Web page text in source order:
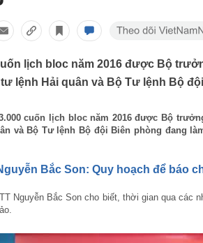
lịch bloc năm 2016 được Bộ
lệnh Hải quân và Bộ Tư lệnh Bộ
cuốn lịch bloc năm 2016 được Bộ
và Bộ Tư lệnh Bộ đội Biên phòng đang
Bắc Son: Quy hoạch để báo
Nguyễn Bắc Son cho biết, thời gian qua các